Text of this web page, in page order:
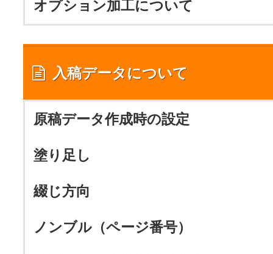
オプション加工について
入稿データについて
原稿データ作成時の設定
塗り足し
綴じ方向
ノンブル（ページ番号）